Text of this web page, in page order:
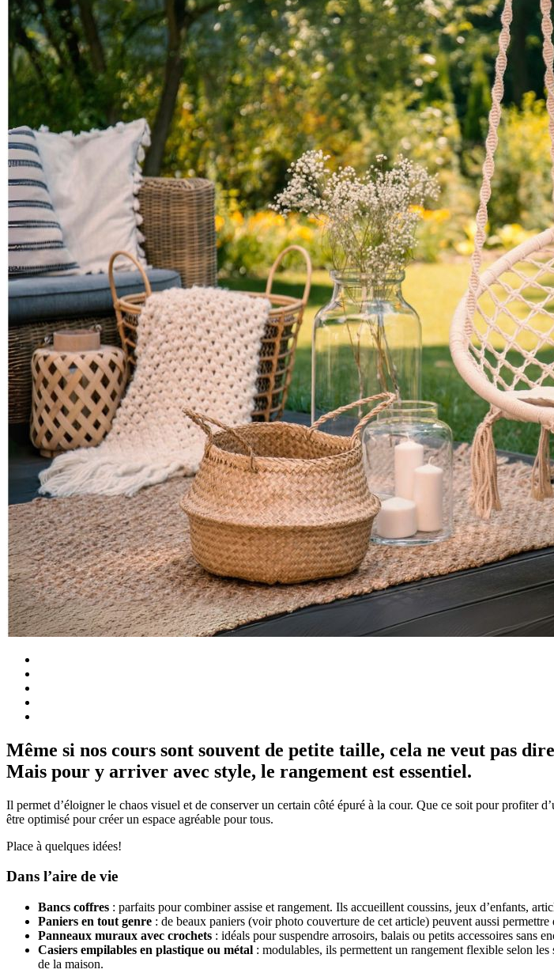
Même si nos cours sont souvent de petite taille, cela ne veut pas
Mais pour y arriver avec style, le rangement est essentiel.
Il permet d’éloigner le chaos visuel et de conserver un certain côté épuré à la cour. Que ce soit pour profiter
être optimisé pour créer un espace agréable pour tous.
Place à quelques idées!
Dans l’aire de vie
Bancs coffres : parfaits pour combiner assise et rangement. Ils accueillent coussins, jeux d’enfants,
Paniers en tout genre : de beaux paniers (voir photo couverture de cet article) peuvent aussi
Panneaux muraux avec crochets : idéals pour suspendre arrosoirs, balais ou petits accessoires sans
Casiers empilables en plastique ou métal : modulables, ils permettent un rangement flexible selon
de la maison.